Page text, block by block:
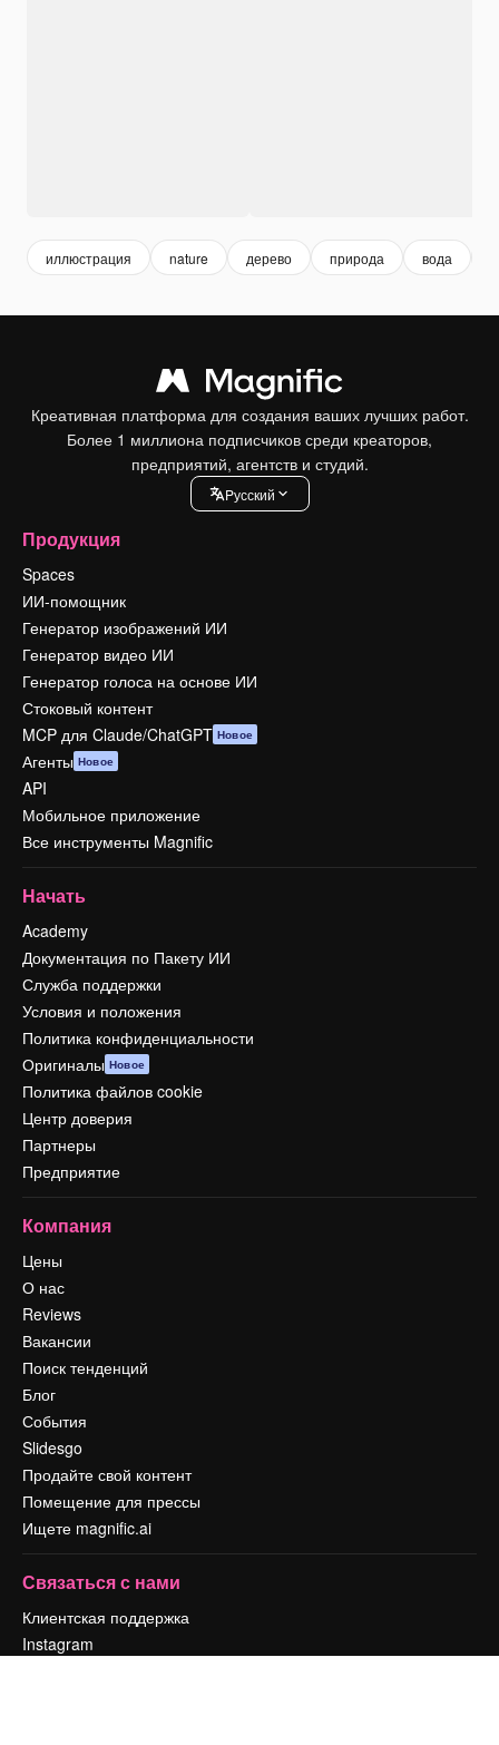
иллюстрация nature дерево природа вода
Креативная платформа для создания ваших лучших работ.
Более 1 миллиона подписчиков среди креаторов,
предприятий, агентств и студий.
Pусский
Продукция
Spaces
ИИ-помощник
Генератор изображений ИИ
Генератор видео ИИ
Генератор голоса на основе ИИ
Стоковый контент
MCP для Claude/ChatGPT Новое
Агенты Новое
API
Мобильное приложение
Все инструменты Magnific
Начать
Academy
Документация по Пакету ИИ
Служба поддержки
Условия и положения
Политика конфиденциальности
Оригиналы Новое
Политика файлов cookie
Центр доверия
Партнеры
Предприятие
Компания
Цены
О нас
Reviews
Вакансии
Поиск тенденций
Блог
События
Slidesgo
Продайте свой контент
Помещение для прессы
Ищете magnific.ai
Связаться с нами
Клиентская поддержка
Instagram